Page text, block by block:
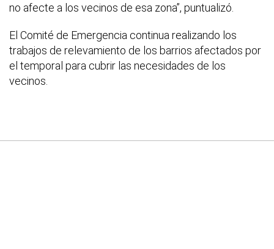
no afecte a los vecinos de esa zona”, puntualizó.
El Comité de Emergencia continua realizando los
trabajos de relevamiento de los barrios afectados por
el temporal para cubrir las necesidades de los
vecinos.